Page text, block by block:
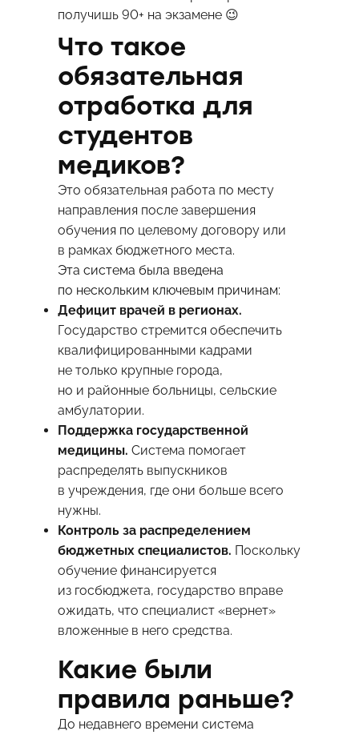
получишь 90+ на экзамене 😉
Что такое
обязательная
отработка для
студентов
медиков?
Это обязательная работа по месту
направления после завершения
обучения по целевому договору или
в рамках бюджетного места.
Эта система была введена
по нескольким ключевым причинам:
Дефицит врачей в регионах.
Государство стремится обеспечить
квалифицированными кадрами
не только крупные города,
но и районные больницы, сельские
амбулатории.
Поддержка государственной
медицины. Система помогает
распределять выпускников
в учреждения, где они больше всего
нужны.
Контроль за распределением
бюджетных специалистов. Поскольку
обучение финансируется
из госбюджета, государство вправе
ожидать, что специалист «вернет»
вложенные в него средства.
Какие были
правила раньше?
До недавнего времени система